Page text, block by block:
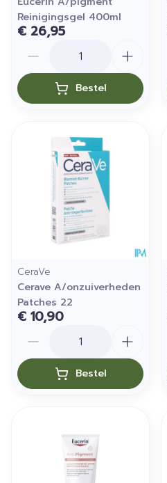
Reinigingsgel 400ml
€ 26,95
Bestel
CeraVe
Cerave A/onzuiverheden
Patches 22
€ 10,90
Bestel